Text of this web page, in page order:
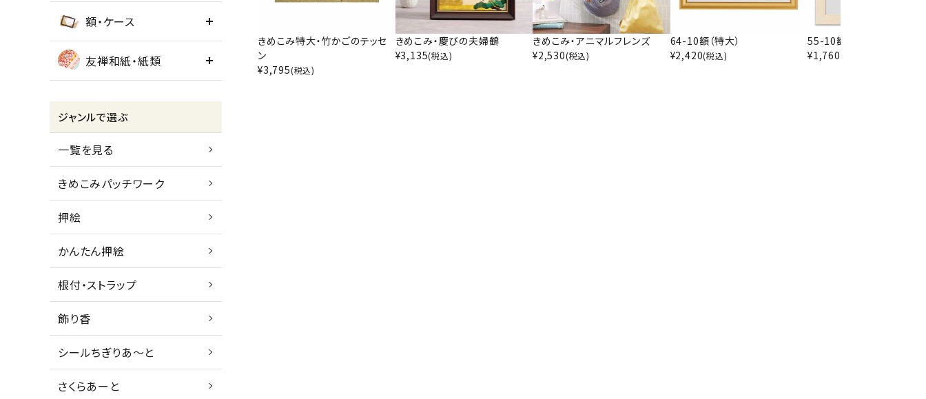
額・ケース
友禅和紙・紙類
ジャンルで選ぶ
一覧を見る
きめこみパッチワーク
押絵
かんたん押絵
根付・ストラップ
飾り香
シールちぎりあ～と
さくらあーと
きめこみ特大・竹かごのテッセ
ン
¥3,795(税込)
きめこみ・慶びの夫婦鶴
¥3,135(税込)
きめこみ・アニマルフレンズ
¥2,530(税込)
64-10額（特大）
¥2,420(税込)
55-10額（12インチ）
¥1,760